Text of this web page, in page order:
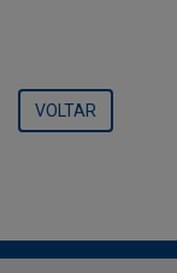
VOLTAR